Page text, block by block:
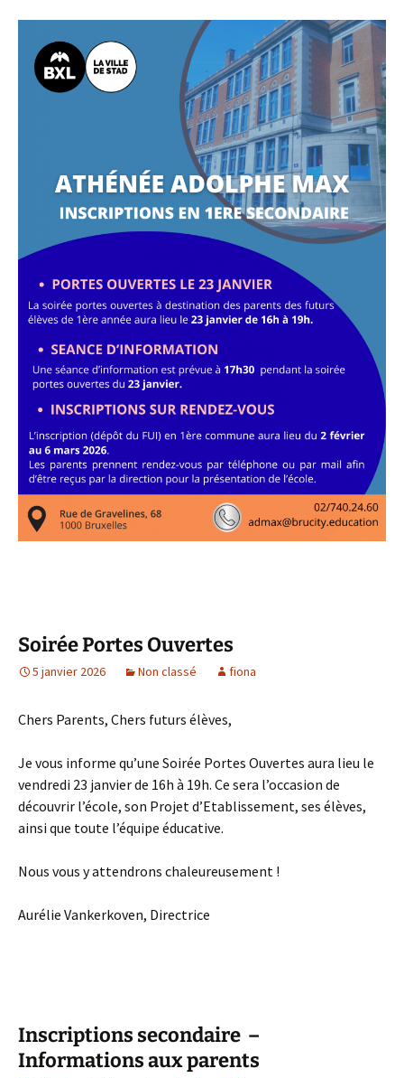
Soirée Portes Ouvertes
5 janvier 2026 Non classé fiona
Chers Parents, Chers futurs élèves,
Je vous informe qu’une Soirée Portes Ouvertes aura lieu le
vendredi 23 janvier de 16h à 19h. Ce sera l’occasion de
découvrir l’école, son Projet d’Etablissement, ses élèves,
ainsi que toute l’équipe éducative.
Nous vous y attendrons chaleureusement !
Aurélie Vankerkoven, Directrice
Inscriptions secondaire –
Informations aux parents